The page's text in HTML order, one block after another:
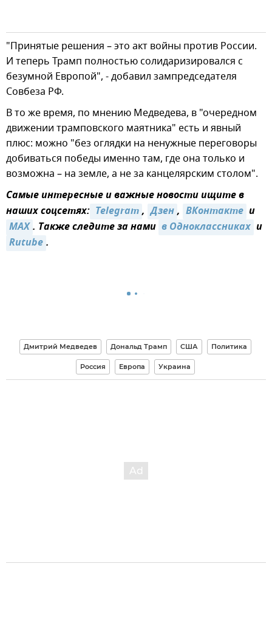
"Принятые решения – это акт войны против России.
И теперь Трамп полностью солидаризировался с
безумной Европой", - добавил зампредседателя
Совбеза РФ.
В то же время, по мнению Медведева, в "очередном
движении трамповского маятника" есть и явный
плюс: можно "без оглядки на ненужные переговоры
добиваться победы именно там, где она только и
возможна – на земле, а не за канцелярским столом".
Самые интересные и важные новости ищите в
наших соцсетях: Telegram, Дзен, ВКонтакте и
MAX. Также следите за нами в Одноклассниках и
Rutube.
Дмитрий Медведев Дональд Трамп США Политика
Россия Европа Украина